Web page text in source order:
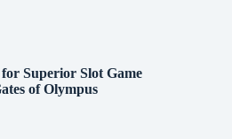
Superior Slot Game
of Olympus